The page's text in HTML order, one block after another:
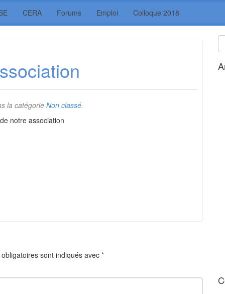
CERA Forums Emploi Colloque 2018
la catégorie Non classé.
notre association
sont indiqués avec *